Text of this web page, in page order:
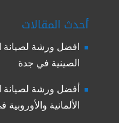
أحدث المقالات
افضل ورشة لصيانة
الصينية في جدة
أفضل ورشة لصيانة
الألمانية